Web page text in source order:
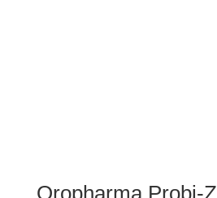
Oropharma Probi-